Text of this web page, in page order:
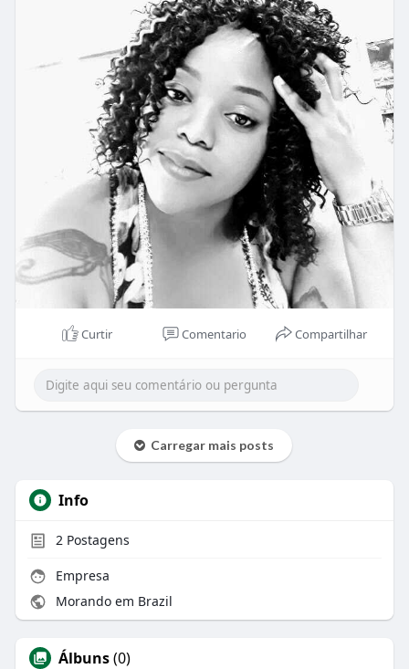
Curtir Comentario Compartilhar
Carregar mais posts
Info
2Postagens
Empresa
Morando em Brazil
Álbuns(0)